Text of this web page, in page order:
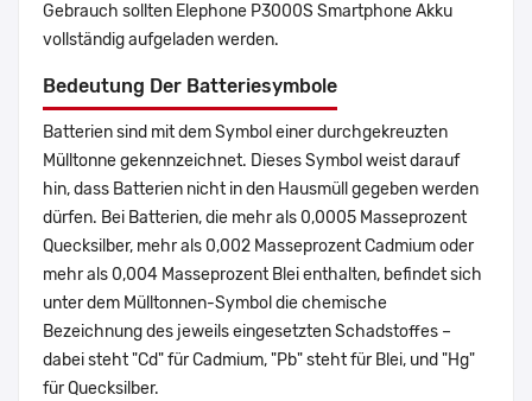
Gebrauch sollten Elephone P3000S Smartphone Akku
vollständig aufgeladen werden.
Bedeutung Der Batteriesymbole
Batterien sind mit dem Symbol einer durchgekreuzten
Mülltonne gekennzeichnet. Dieses Symbol weist darauf
hin, dass Batterien nicht in den Hausmüll gegeben werden
dürfen. Bei Batterien, die mehr als 0,0005 Masseprozent
Quecksilber, mehr als 0,002 Masseprozent Cadmium oder
mehr als 0,004 Masseprozent Blei enthalten, befindet sich
unter dem Mülltonnen-Symbol die chemische
Bezeichnung des jeweils eingesetzten Schadstoffes –
dabei steht "Cd" für Cadmium, "Pb" steht für Blei, und "Hg"
für Quecksilber.